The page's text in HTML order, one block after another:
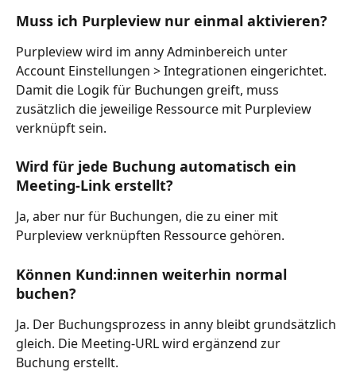
Muss ich Purpleview nur einmal aktivieren?
Purpleview wird im anny Adminbereich unter
Account Einstellungen > Integrationen eingerichtet.
Damit die Logik für Buchungen greift, muss
zusätzlich die jeweilige Ressource mit Purpleview
verknüpft sein.
Wird für jede Buchung automatisch ein
Meeting-Link erstellt?
Ja, aber nur für Buchungen, die zu einer mit
Purpleview verknüpften Ressource gehören.
Können Kund:innen weiterhin normal
buchen?
Ja. Der Buchungsprozess in anny bleibt grundsätzlich
gleich. Die Meeting-URL wird ergänzend zur
Buchung erstellt.